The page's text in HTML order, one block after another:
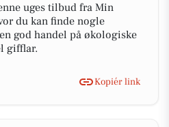
uges tilbud fra Min
du kan finde nogle
god handel på økologiske
gifflar.
Kopiér link